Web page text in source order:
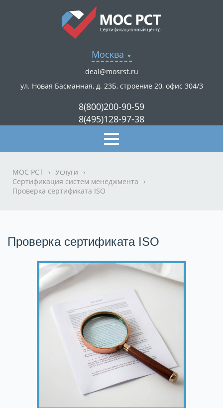
Москва
deal@mosrst.ru
ул. Новая Басманная, д. 23Б, строение 20, офис 304/3
8(800)200-90-59
8(495)128-97-38
МОС РСТ › Услуги
›
Сертификация систем менеджмента
›
Проверка сертификата ISO
Проверка сертификата ISO